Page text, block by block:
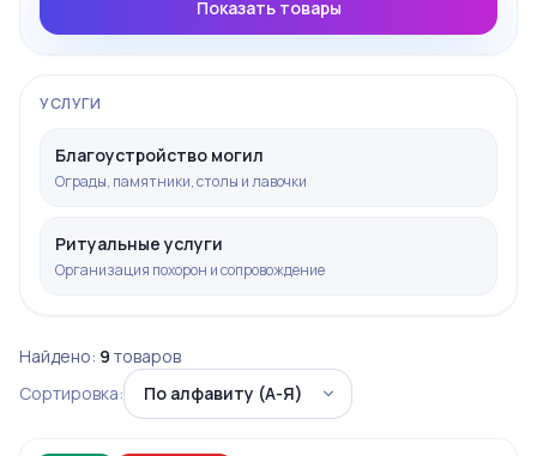
Показать товары
УСЛУГИ
Благоустройство могил
Ограды, памятники, столы и лавочки
Ритуальные услуги
Организация похорон и сопровождение
Найдено: 9 товаров
Сортировка: